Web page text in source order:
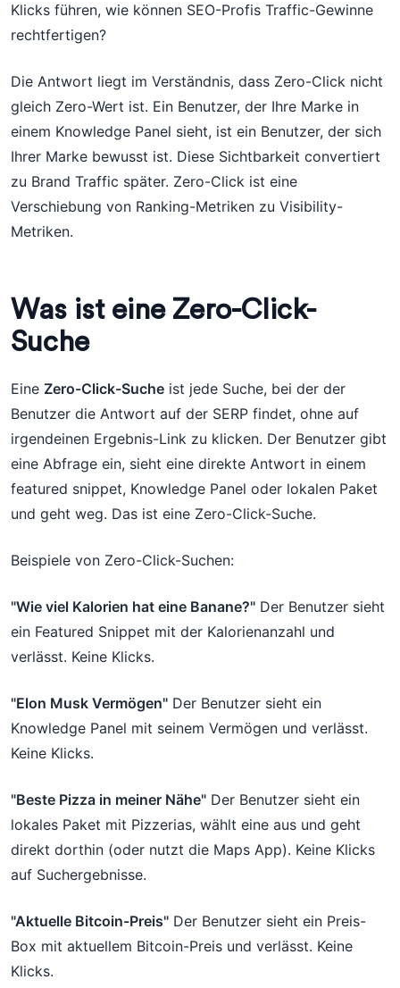
Klicks führen, wie können SEO-Profis Traffic-Gewinne
rechtfertigen?
Die Antwort liegt im Verständnis, dass Zero-Click nicht
gleich Zero-Wert ist. Ein Benutzer, der Ihre Marke in
einem Knowledge Panel sieht, ist ein Benutzer, der sich
Ihrer Marke bewusst ist. Diese Sichtbarkeit convertiert
zu Brand Traffic später. Zero-Click ist eine
Verschiebung von Ranking-Metriken zu Visibility-
Metriken.
Was ist eine Zero-Click-
Suche
Eine Zero-Click-Suche ist jede Suche, bei der der
Benutzer die Antwort auf der SERP findet, ohne auf
irgendeinen Ergebnis-Link zu klicken. Der Benutzer gibt
eine Abfrage ein, sieht eine direkte Antwort in einem
featured snippet, Knowledge Panel oder lokalen Paket
und geht weg. Das ist eine Zero-Click-Suche.
Beispiele von Zero-Click-Suchen:
"Wie viel Kalorien hat eine Banane?" Der Benutzer sieht
ein Featured Snippet mit der Kalorienanzahl und
verlässt. Keine Klicks.
"Elon Musk Vermögen" Der Benutzer sieht ein
Knowledge Panel mit seinem Vermögen und verlässt.
Keine Klicks.
"Beste Pizza in meiner Nähe" Der Benutzer sieht ein
lokales Paket mit Pizzerias, wählt eine aus und geht
direkt dorthin (oder nutzt die Maps App). Keine Klicks
auf Suchergebnisse.
"Aktuelle Bitcoin-Preis" Der Benutzer sieht ein Preis-
Box mit aktuellem Bitcoin-Preis und verlässt. Keine
Klicks.